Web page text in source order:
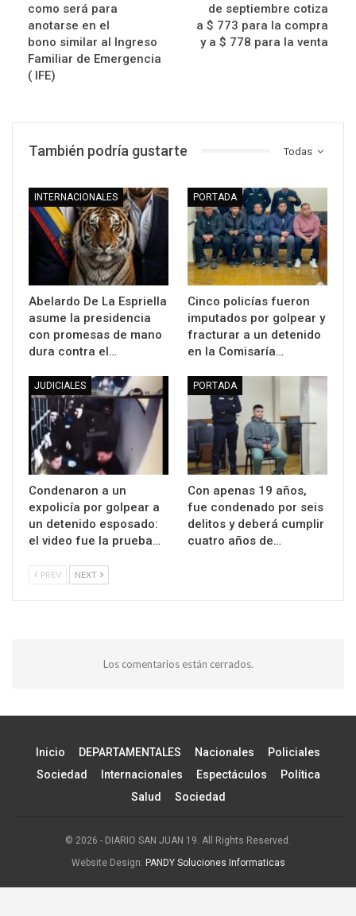
como será para
anotarse en el
bono similar al Ingreso
Familiar de Emergencia
( IFE)
de septiembre cotiza
a $ 773 para la compra
y a $ 778 para la venta
Todas
También podría gustarte
INTERNACIONALES
Abelardo De La Espriella
asume la presidencia
con promesas de mano
dura contra el…
PORTADA
Cinco policías fueron
imputados por golpear y
fracturar a un detenido
en la Comisaría…
JUDICIALES
Condenaron a un
expolicía por golpear a
un detenido esposado:
el video fue la prueba…
PORTADA
Con apenas 19 años,
fue condenado por seis
delitos y deberá cumplir
cuatro años de…
PREV NEXT
Los comentarios están cerrados.
Inicio DEPARTAMENTALES Nacionales
Policiales
Sociedad
Internacionales Espectáculos
Política
Salud
Sociedad
© 2026 - DIARIO SAN JUAN 19. All Rights Reserved.
Website Design: PANDY Soluciones Informaticas